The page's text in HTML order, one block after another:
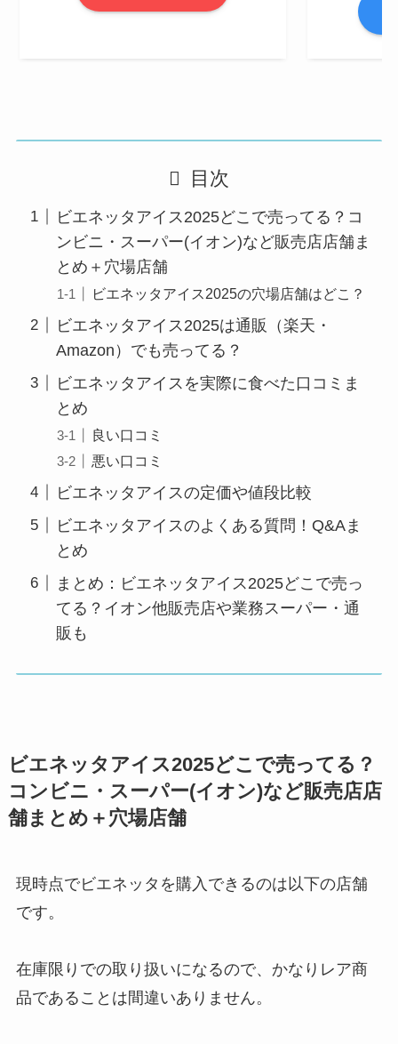
目次
ビエネッタアイス2025どこで売ってる？コ
ンビニ・スーパー(イオン)など販売店店舗ま
とめ＋穴場店舗
ビエネッタアイス2025の穴場店舗はどこ？
ビエネッタアイス2025は通販（楽天・
Amazon）でも売ってる？
ビエネッタアイスを実際に食べた口コミま
とめ
良い口コミ
悪い口コミ
ビエネッタアイスの定価や値段比較
ビエネッタアイスのよくある質問！Q&Aま
とめ
まとめ：ビエネッタアイス2025どこで売っ
てる？イオン他販売店や業務スーパー・通
販も
ビエネッタアイス2025どこで売ってる？
コンビニ・スーパー(イオン)など販売店店
舗まとめ＋穴場店舗
現時点でビエネッタを購入できるのは以下の店舗
です。
在庫限りでの取り扱いになるので、かなりレア商
品であることは間違いありません。